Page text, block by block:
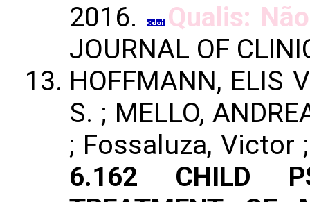
2016.
Qualis:
JOURNAL OF
HOFFMANN, ELIS
S. ; MELLO,
; Fossaluza, Victor ;
6.162 CHILD